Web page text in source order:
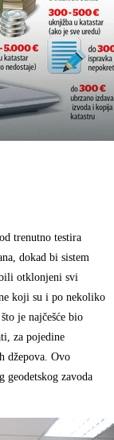
trenutno testira
dokad bi sistem
otklonjeni svi
koji su i po nekoliko
je najčešće bio
za pojedine
džepova. Ovo
zavoda